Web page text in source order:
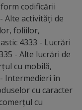
codificării
Alte activități de
foliilor,
4333 - Lucrări
- Alte lucrări de
cu mobilă,
Intermedieri în
cu caracter
cu